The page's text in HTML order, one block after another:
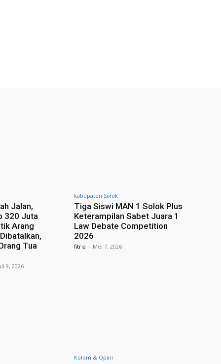
Jalan,
320 Juta
Arang
Tua
9, 2026
kabupaten Solok
Tiga Siswi MAN 1 Solok Plus
Keterampilan Sabet Juara 1
Law Debate Competition
2026
fitria - Mei 7, 2026
Kolom & Opini